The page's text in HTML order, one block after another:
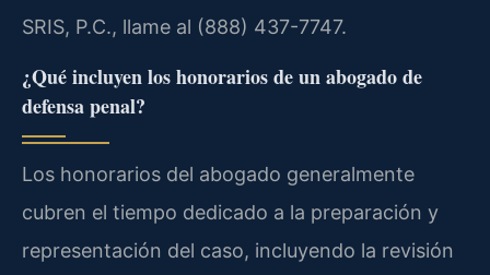
SRIS, P.C., llame al (888) 437-7747.
¿Qué incluyen los honorarios de un abogado de
defensa penal?
Los honorarios del abogado generalmente
cubren el tiempo dedicado a la preparación y
representación del caso, incluyendo la revisión